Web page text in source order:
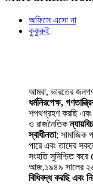
অফিসে এসো না
কুকুরুই
আমরা, ভারতের
ধর্মনিরপেক্ষ,
শপথগ্রহণ করছি এবং
ও রাজনৈতিক
স্বাধীনতা; সামাজিক
পারে এবং তাদের
সংহতি সুনিশ্চিত করে
আজ,১৯৪৯ সালের
বিধিবদ্ধ করছি এবং